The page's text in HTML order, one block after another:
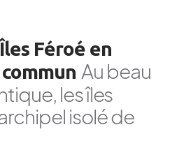
Féroé en
Au beau
les îles
isolé de